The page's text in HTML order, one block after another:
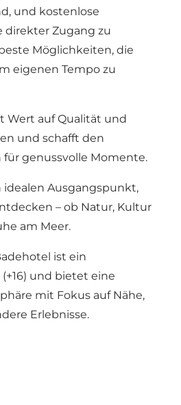
und kostenlose
direkter Zugang zu
Möglichkeiten, die
eigenen Tempo zu
Wert auf Qualität und
und schafft den
genussvolle Momente.
idealen Ausgangspunkt,
– ob Natur, Kultur
am Meer.
ist ein
und bietet eine
mit Fokus auf Nähe,
Erlebnisse.